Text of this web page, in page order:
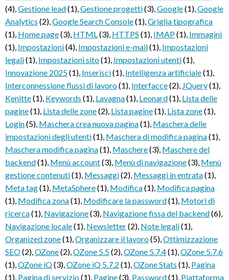
(4),Gestione lead(1),Gestione progetti(3),Google(1),Google
Analytics (2),Google Search Console(1),Griglia tipografica
(1), Home page(3), HTML(3), HTTPS (1), IMAP(1), Immagini
(1), Impostazioni(4), Impostazioni e-mail(1), Impostazioni
legali(1), Impostazioni sito(1), Impostazioni utenti(1),
Innovazione 2025(1), Inserisci(1), Intelligenza artificiale(1),
Interconnessione flussi di lavoro(1), Interfacce(2), JQuery(1),
Kenitte(1), Keywords (1), Lavagna(1), Leonard(1), Lista delle
pagine(1), Lista delle zone(2), Lista pagine(1), Lista zone(1),
Login(5), Maschera crea nuova pagina(1), Maschera delle
impostazioni degli utenti(1), Maschera di modifica pagina(1),
Maschera modifica pagina(1), Maschere(3), Maschere del
backend(1), Menù account(3), Menù di navigazione(3), Menù
gestione contenuti(1), Messaggi(2), Messaggi in entrata(1),
Meta tag(1), MetaSphere(1), Modifica(1), Modifica pagina
(1), Modifica zona(1), Modificare la password(1), Motori di
ricerca(1), Navigazione(3), Navigazione fissa del backend(6),
Navigazione locale(1), Newsletter(2), Note legali(1),
Organized zone(1),Organizzare il lavoro(5),Ottimizzazione
SEO(2),OZone(2),OZone 5.5(2),OZone 5.7.4(1),OZone 5.7.6
(1),OZone iQ(3),OZone iQ 5.7.2 (1),OZone Stats (1), Pagina
(1), Pagina di servizio(1), Pagine(3), Password(1), Piattaforma